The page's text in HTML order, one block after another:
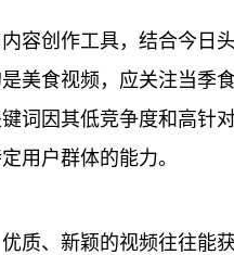
容创作工具，结合今日
美食视频，应关注当季
词因其低竞争度和高针
用户群体的能力。
质、新颖的视频往往能